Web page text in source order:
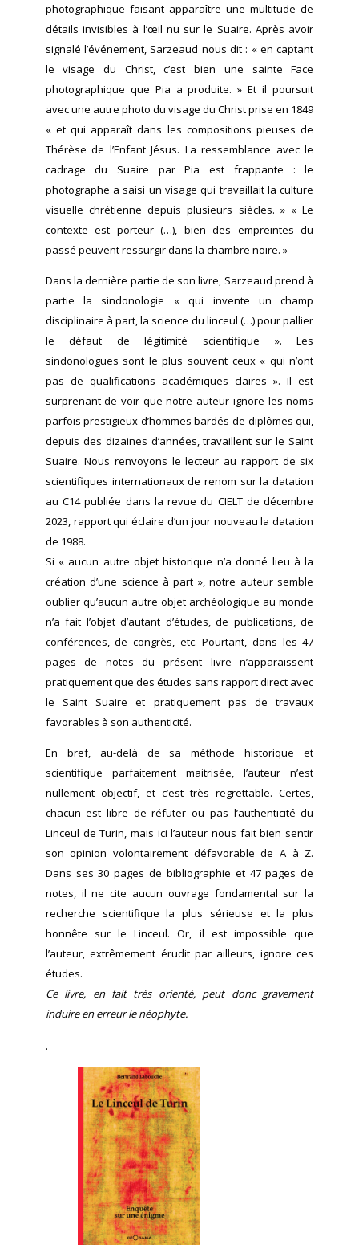
photographique faisant apparaître une multitude de
détails invisibles à l’œil nu sur le Suaire. Après avoir
signalé l’événement, Sarzeaud nous dit : « en captant
le visage du Christ, c’est bien une sainte Face
photographique que Pia a produite. » Et il poursuit
avec une autre photo du visage du Christ prise en 1849
« et qui apparaît dans les compositions pieuses de
Thérèse de l’Enfant Jésus. La ressemblance avec le
cadrage du Suaire par Pia est frappante : le
photographe a saisi un visage qui travaillait la culture
visuelle chrétienne depuis plusieurs siècles. » « Le
contexte est porteur (…), bien des empreintes du
passé peuvent ressurgir dans la chambre noire. »
Dans la dernière partie de son livre, Sarzeaud prend à
partie la sindonologie « qui invente un champ
disciplinaire à part, la science du linceul (…) pour pallier
le défaut de légitimité scientifique ». Les
sindonologues sont le plus souvent ceux « qui n’ont
pas de qualifications académiques claires ». Il est
surprenant de voir que notre auteur ignore les noms
parfois prestigieux d’hommes bardés de diplômes qui,
depuis des dizaines d’années, travaillent sur le Saint
Suaire. Nous renvoyons le lecteur au rapport de six
scientifiques internationaux de renom sur la datation
au C14 publiée dans la revue du CIELT de décembre
2023, rapport qui éclaire d’un jour nouveau la datation
de 1988.
Si « aucun autre objet historique n’a donné lieu à la
création d’une science à part », notre auteur semble
oublier qu’aucun autre objet archéologique au monde
n’a fait l’objet d’autant d’études, de publications, de
conférences, de congrès, etc. Pourtant, dans les 47
pages de notes du présent livre n’apparaissent
pratiquement que des études sans rapport direct avec
le Saint Suaire et pratiquement pas de travaux
favorables à son authenticité.
En bref, au-delà de sa méthode historique et
scientifique parfaitement maitrisée, l’auteur n’est
nullement objectif, et c’est très regrettable. Certes,
chacun est libre de réfuter ou pas l’authenticité du
Linceul de Turin, mais ici l’auteur nous fait bien sentir
son opinion volontairement défavorable de A à Z.
Dans ses 30 pages de bibliographie et 47 pages de
notes, il ne cite aucun ouvrage fondamental sur la
recherche scientifique la plus sérieuse et la plus
honnête sur le Linceul. Or, il est impossible que
l’auteur, extrêmement érudit par ailleurs, ignore ces
études.
Ce livre, en fait très orienté, peut donc gravement
induire en erreur le néophyte.
.